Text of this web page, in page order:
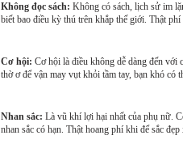
Không đọc sách: Không có sách, lịch sử im
biết bao điều kỳ thú trên khắp thế giới. Thật
Cơ hội: Cơ hội là điều không dễ dàng đến với
thờ ơ để vận may vụt khỏi tầm tay, bạn khó có
Nhan sắc: Là vũ khí lợi hại nhất của phụ nữ.
nhan sắc có hạn. Thật hoang phí khi để sắc